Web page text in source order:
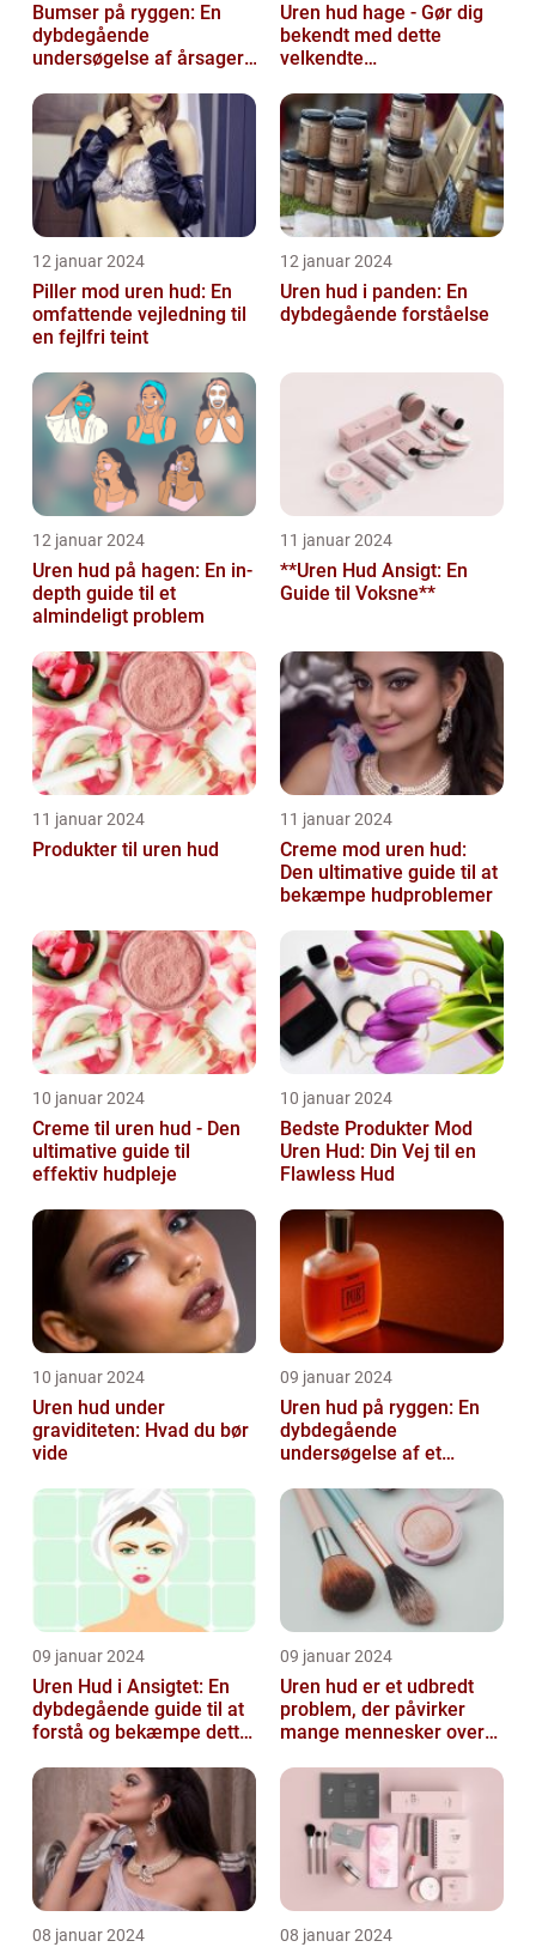
Bumser på ryggen: En
dybdegående
undersøgelse af årsager,
forebyggelse
Uren hud hage - Gør dig
bekendt med dette
velkendte
12 januar 2024
Piller mod uren hud: En
omfattende vejledning til
en fejlfri teint
12 januar 2024
Uren hud i panden: En
dybdegående forståelse
12 januar 2024
Uren hud på hagen: En in-
depth guide til et
almindeligt problem
11 januar 2024
**Uren Hud Ansigt: En
Guide til Voksne**
11 januar 2024
Produkter til uren hud
11 januar 2024
Creme mod uren hud:
Den ultimative guide til at
bekæmpe hudproblemer
10 januar 2024
Creme til uren hud - Den
ultimative guide til
effektiv hudpleje
10 januar 2024
Bedste Produkter Mod
Uren Hud: Din Vej til en
Flawless Hud
10 januar 2024
Uren hud under
graviditeten: Hvad du bør
vide
09 januar 2024
Uren hud på ryggen: En
dybdegående
undersøgelse af et
undertiden overset
skønhedspr...
09 januar 2024
Uren Hud i Ansigtet: En
dybdegående guide til at
forstå og bekæmpe dette
09 januar 2024
Uren hud er et udbredt
problem, der påvirker
mange mennesker over
08 januar 2024 08 januar 2024